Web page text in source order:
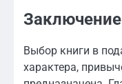
Заключение
Выбор книги в
характера,